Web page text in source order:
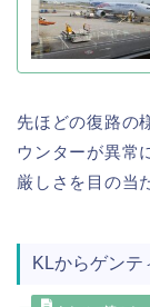
先ほどの復路の
ウンターが異常
厳しさを目の当
KLからゲンテ